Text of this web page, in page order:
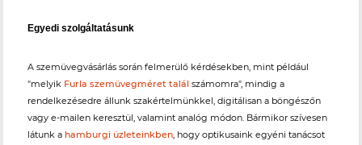
Egyedi szolgáltatásunk
A szemüvegvásárlás során felmerülő kérdésekben, mint például
"melyik Furla szemüvegméret talál számomra", mindig a
rendelkezésedre állunk szakértelmünkkel, digitálisan a böngészőn
vagy e-mailen keresztül, valamint analóg módon. Bármikor szívesen
látunk a hamburgi üzleteinkben, hogy optikusaink egyéni tanácsot